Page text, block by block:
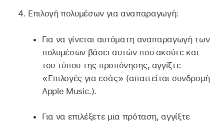
Επιλογή πολυμέσων για αναπαραγωγή:
Για να γίνεται αυτόματη αναπαραγωγή των
πολυμέσων βάσει αυτών που ακούτε και
του τύπου της προπόνησης, αγγίξτε
«Επιλογές για εσάς» (απαιτείται συνδρομή
Apple Music.).
Για να επιλέξετε μια πρόταση, αγγίξτε